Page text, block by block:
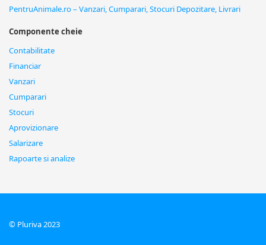
PentruAnimale.ro – Vanzari, Cumparari, Stocuri Depozitare, Livrari
Componente cheie
Contabilitate
Financiar
Vanzari
Cumparari
Stocuri
Aprovizionare
Salarizare
Rapoarte si analize
© Pluriva 2023